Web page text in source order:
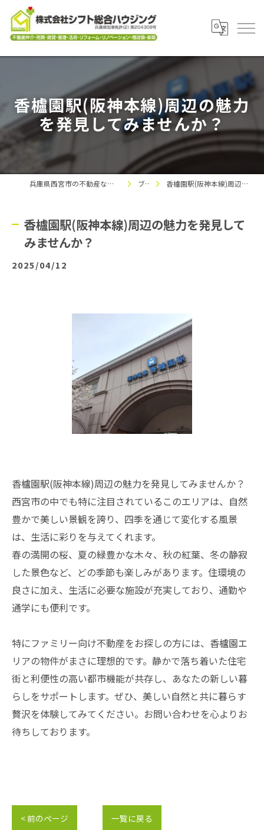
香櫨園駅(阪神本線)周辺の魅力
を発見してみませんか？
兵庫県西宮市の不動産なら株式会社シフト総合ハウジング ブログ 香櫨園駅(阪神本線)周辺の魅力を発見してみませんか？
香櫨園駅(阪神本線)周辺の魅力を発見して
みませんか？
2025/04/12
香櫨園駅(阪神本線)周辺の魅力を発見してみませんか？
西宮市の中でも特に注目されているこのエリアは、自然
豊かで美しい景観を誇り、四季を通じて変化する風景
は、生活に彩りを与えてくれます。
春の満開の桜、夏の緑豊かな木々、秋の紅葉、冬の静寂
した景色など、どの季節も楽しみがあります。住環境の
良さに加え、生活に必要な施設が充実しており、通勤や
通学にも便利です。
特にファミリー向け不動産をお探しの方には、香櫨園エ
リアの物件がまさに理想的です。静かで落ち着いた住宅
街と利便性の高い都市機能が共存し、あなたの新しい暮
らしをサポートします。ぜひ、美しい自然と共に暮らす
贅沢を体験してみてください。お問い合わせを心よりお
待ちしております。
< 前のページ 一覧に戻る